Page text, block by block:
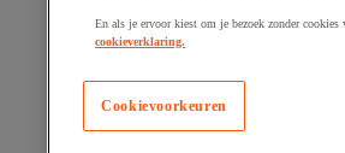
En als je ervoor kiest om je bezoek zonder
cookieverklaring.
Cookievoorkeuren